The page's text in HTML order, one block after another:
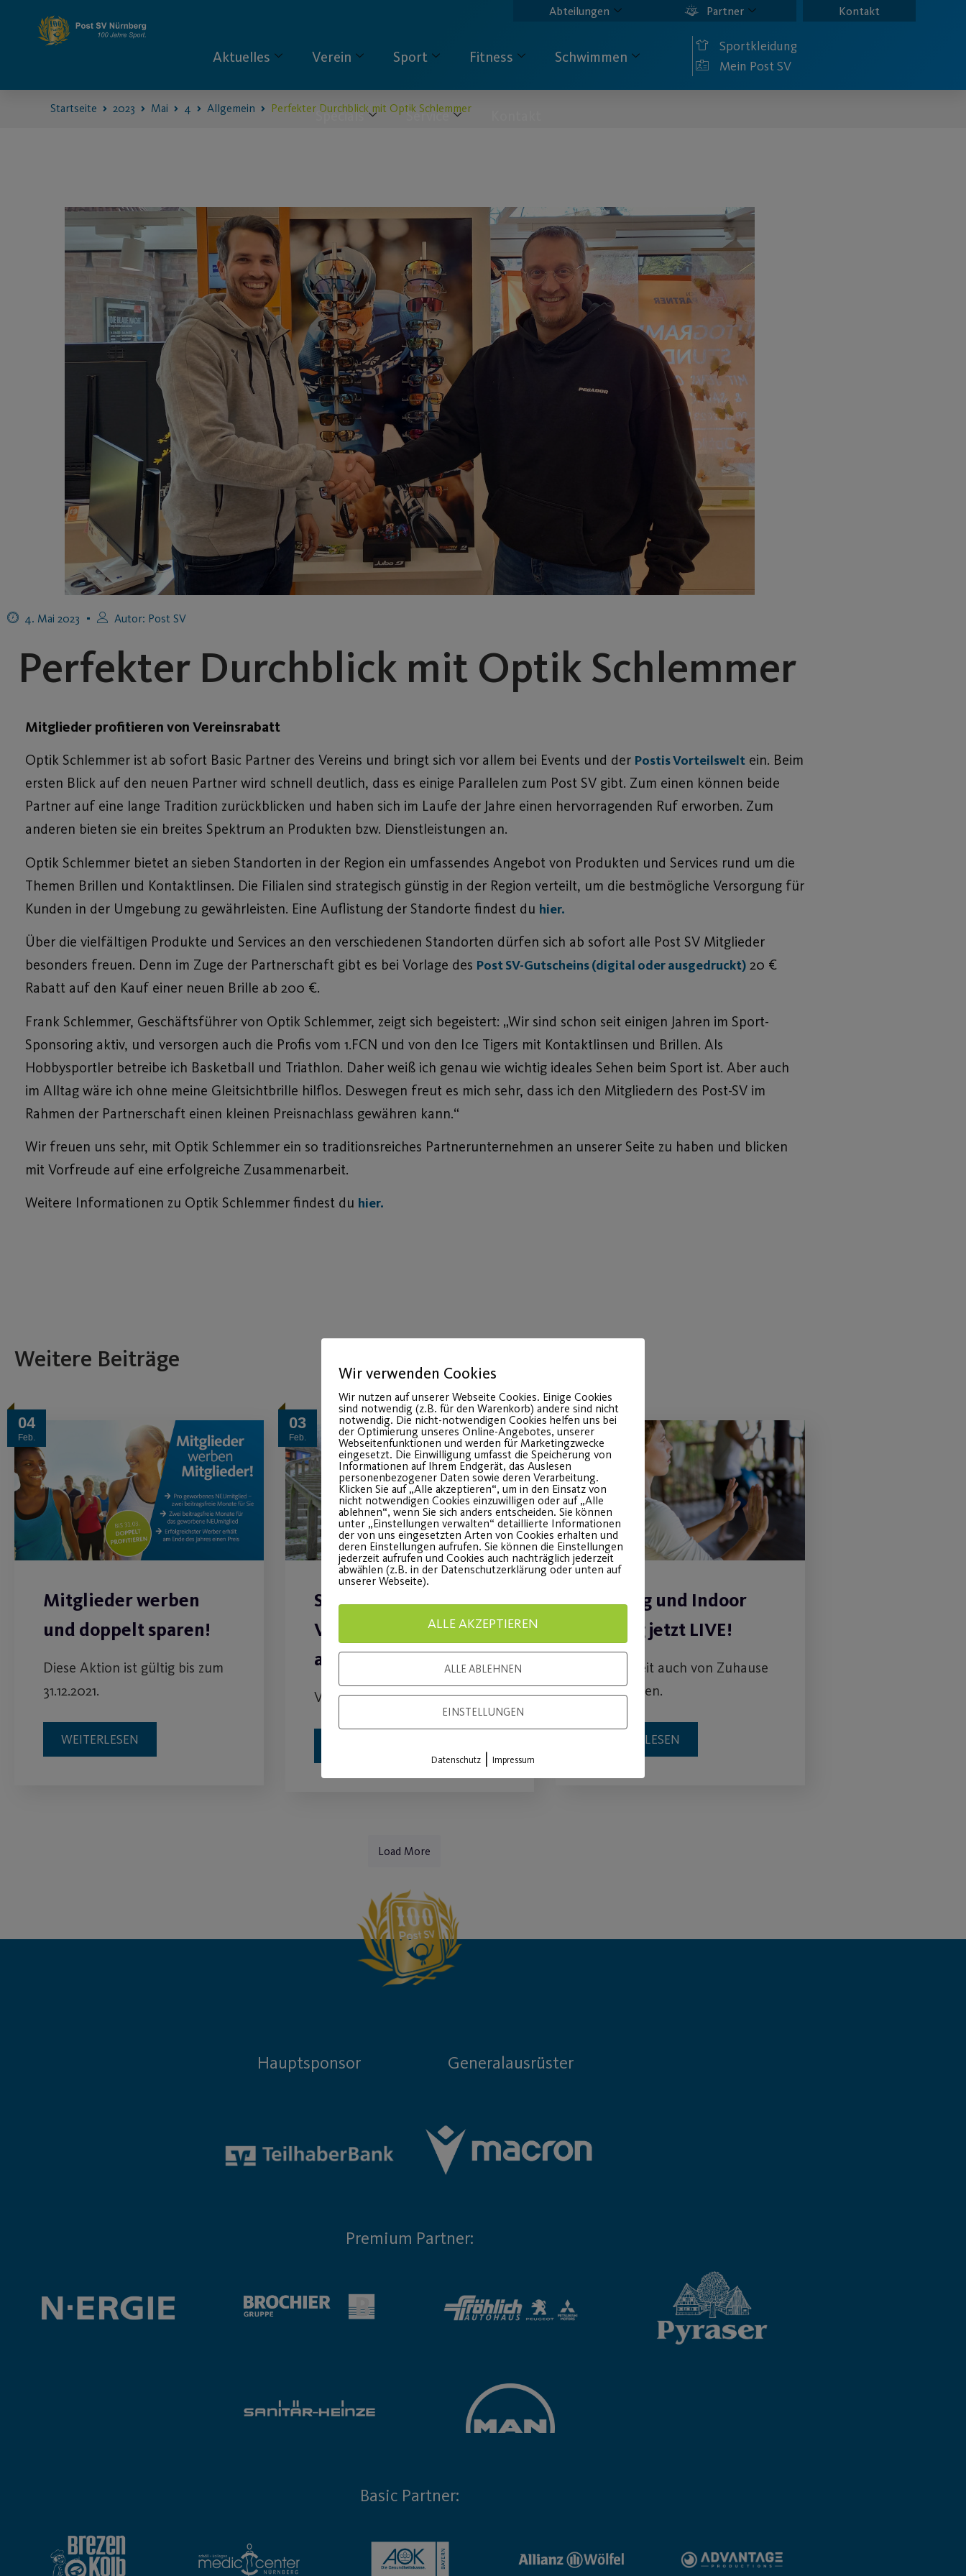
Abteilungen Partner Kontakt
Aktuelles Verein Sport Fitness Schwimmen
Specials Service
Sportkleidung
Mein Post SV
Startseite 2023 Mai 4 Allgemein Perfekter Durchblick mit Optik Schlemmer
4. Mai 2023 Autor: Post SV
Perfekter Durchblick mit Optik Schlemmer
Mitglieder profitieren von Vereinsrabatt
Optik Schlemmer ist ab sofort Basic Partner des Vereins und bringt sich vor allem bei Events und der Postis Vorteilswelt ein. Beim
ersten Blick auf den neuen Partner wird schnell deutlich, dass es einige Parallelen zum Post SV gibt. Zum einen können beide
Partner auf eine lange Tradition zurückblicken und haben sich im Laufe der Jahre einen hervorragenden Ruf erworben. Zum
anderen bieten sie ein breites Spektrum an Produkten bzw. Dienstleistungen an.
Optik Schlemmer bietet an sieben Standorten in der Region ein umfassendes Angebot von Produkten und Services rund um die
Themen Brillen und Kontaktlinsen. Die Filialen sind strategisch günstig in der Region verteilt, um die bestmögliche Versorgung für
Kunden in der Umgebung zu gewährleisten. Eine Auflistung der Standorte findest du hier.
Über die vielfältigen Produkte und Services an den verschiedenen Standorten dürfen sich ab sofort alle Post SV Mitglieder
besonders freuen. Denn im Zuge der Partnerschaft gibt es bei Vorlage des Post SV-Gutscheins (digital oder ausgedruckt) 20 €
Rabatt auf den Kauf einer neuen Brille ab 200 €.
Frank Schlemmer, Geschäftsführer von Optik Schlemmer, zeigt sich begeistert: „Wir sind schon seit einigen Jahren im Sport-
Sponsoring aktiv, und versorgen auch die Profis vom 1.FCN und von den Ice Tigers mit Kontaktlinsen und Brillen. Als
Hobbysportler betreibe ich Basketball und Triathlon. Daher weiß ich genau wie wichtig ideales Sehen beim Sport ist. Aber auch
im Alltag wäre ich ohne meine Gleitsichtbrille hilflos. Deswegen freut es mich sehr, dass ich den Mitgliedern des Post-SV im
Rahmen der Partnerschaft einen kleinen Preisnachlass gewähren kann.“
Wir freuen uns sehr, mit Optik Schlemmer ein so traditionsreiches Partnerunternehmen an unserer Seite zu haben und blicken
mit Vorfreude auf eine erfolgreiche Zusammenarbeit.
Weitere Informationen zu Optik Schlemmer findest du hier.
Weitere Beiträge
04
Feb.
Mitglieder werben
und doppelt sparen!
Diese Aktion ist gültig bis zum
31.12.2021.
WEITERLESEN
03
Feb.
Statement des
Vorstands zur
aktuellen Situation
Vielen Dank für Ihre Treue.
28
Jan.
Qi Gong und Indoor
Cycling jetzt LIVE!
Gesundheit auch von Zuhause
aus erhalten.
WEITERLESEN
Load More
Hauptsponsor Generalausrüster
Premium Partner:
Basic Partner:
Wir verwenden Cookies
Wir nutzen auf unserer Webseite Cookies. Einige Cookies
sind notwendig (z.B. für den Warenkorb) andere sind nicht
notwendig. Die nicht-notwendigen Cookies helfen uns bei
der Optimierung unseres Online-Angebotes, unserer
Webseitenfunktionen und werden für Marketingzwecke
eingesetzt. Die Einwilligung umfasst die Speicherung von
Informationen auf Ihrem Endgerät, das Auslesen
personenbezogener Daten sowie deren Verarbeitung.
Klicken Sie auf „Alle akzeptieren“, um in den Einsatz von
nicht notwendigen Cookies einzuwilligen oder auf „Alle
ablehnen“, wenn Sie sich anders entscheiden. Sie können
unter „Einstellungen verwalten“ detaillierte Informationen
der von uns eingesetzten Arten von Cookies erhalten und
deren Einstellungen aufrufen. Sie können die Einstellungen
jederzeit aufrufen und Cookies auch nachträglich jederzeit
abwählen (z.B. in der Datenschutzerklärung oder unten auf
unserer Webseite).
ALLE AKZEPTIEREN
ALLE ABLEHNEN
EINSTELLUNGEN
Datenschutz | Impressum